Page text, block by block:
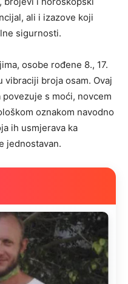
ali i izazove koji
sigurnosti.
osobe rođene 8., 17.
vibraciji broja osam. Ovaj
s moći, novcem
oznakom navodno
ih usmjerava ka
jednostavan.